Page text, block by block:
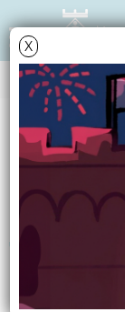
X
AGENDA
Els
Nadal